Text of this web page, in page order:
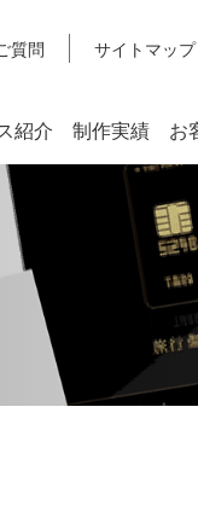
質問 サイトマップ
紹介
デザイ
PRINTING
チラシ/フ
カタログ
冊子/パン
学校・会社
制作実績 お